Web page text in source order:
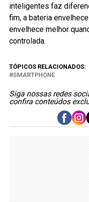
inteligentes faz
fim, a bateria
envelhece melhor
controlada.
TÓPICOS RELACIONADOS:
SMARTPHONE
Siga nossas redes
confira conteúdos